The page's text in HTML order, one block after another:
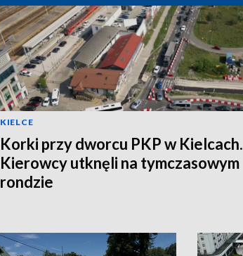
KIELCE
Korki przy dworcu PKP w Kielcach.
Kierowcy utknęli na tymczasowym
rondzie